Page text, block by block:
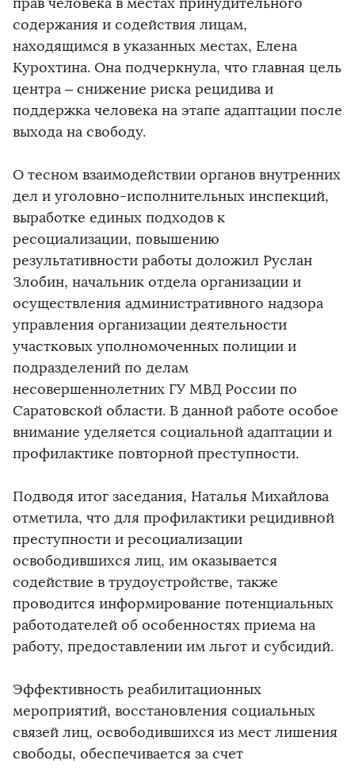
содержания и содействия лицам,
находящимся в указанных местах, Елена
Курохтина. Она подчеркнула, что главная цель
центра – снижение риска рецидива и
поддержка человека на этапе адаптации после
выхода на свободу.
О тесном взаимодействии органов внутренних
дел и уголовно-исполнительных инспекций,
выработке единых подходов к
ресоциализации, повышению
результативности работы доложил Руслан
Злобин, начальник отдела организации и
осуществления административного надзора
управления организации деятельности
участковых уполномоченных полиции и
подразделений по делам
несовершеннолетних ГУ МВД России по
Саратовской области. В данной работе особое
внимание уделяется социальной адаптации и
профилактике повторной преступности.
Подводя итог заседания, Наталья Михайлова
отметила, что для профилактики рецидивной
преступности и ресоциализации
освободившихся лиц, им оказывается
содействие в трудоустройстве, также
проводится информирование потенциальных
работодателей об особенностях приема на
работу, предоставлении им льгот и субсидий.
Эффективность реабилитационных
мероприятий, восстановления социальных
связей лиц, освободившихся из мест лишения
свободы, обеспечивается за счет